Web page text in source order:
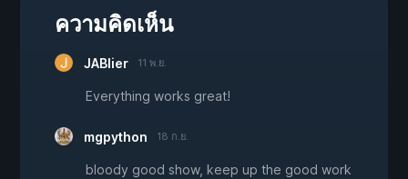
ความคิดเห็น
JABlier 11 พ.ย.
Everything works great!
mgpython 18 ก.ย.
bloody good show, keep up the good work